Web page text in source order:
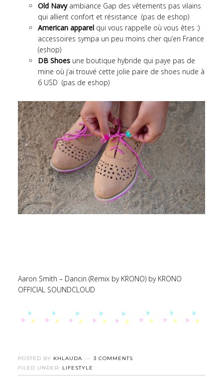
Old Navyambiance Gap des vêtements pas vilains
qui allient confort et résistance (pas de eshop)
American apparelqui vous rappelle où vous êtes :)
accessoires sympa un peu moins cher qu’en France
(eshop)
DB Shoesune boutique hybride qui paye pas de
mine où j’ai trouvé cette jolie paire de shoes nude à
6 USD (pas de eshop)
Aaron Smith – Dancin (Remix by KRONO)by KRONO
OFFICIAL SOUNDCLOUD
POSTED BY KHLAUDA
3 COMMENTS
FILED UNDER: LIFESTYLE